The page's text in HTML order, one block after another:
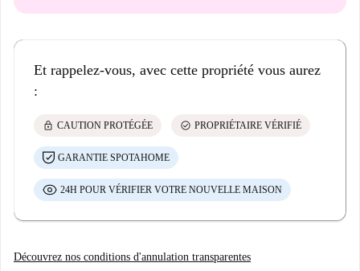
Et rappelez-vous, avec cette propriété vous aurez
:
lock CAUTION PROTÉGÉE check_circle PROPRIÉTAIRE VÉRIFIÉ
GARANTIE SPOTAHOME
24H POUR VÉRIFIER VOTRE NOUVELLE MAISON
Découvrez nos conditions d'annulation transparentes